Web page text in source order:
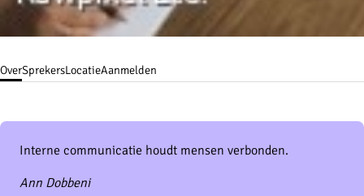
OverSprekersLocatieAanmelden
Interne communicatie houdt mensen verbonden.
Ann Dobbeni